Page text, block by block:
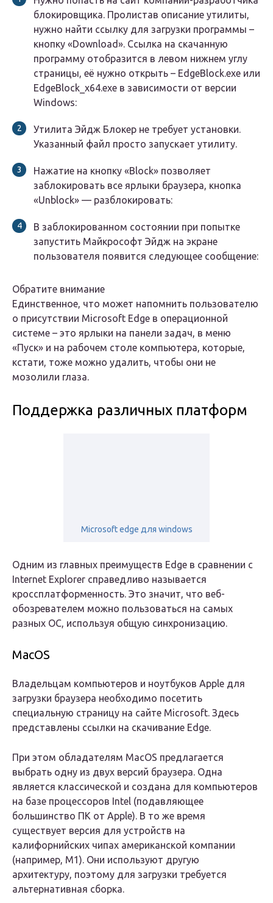
блокировщика. Пролистав описание утилиты,
нужно найти ссылку для загрузки программы –
кнопку «Download». Ссылка на скачанную
программу отобразится в левом нижнем углу
страницы, её нужно открыть – EdgeBlock.exe или
EdgeBlock_x64.exe в зависимости от версии
Windows:
Утилита Эйдж Блокер не требует установки.
Указанный файл просто запускает утилиту.
Нажатие на кнопку «Block» позволяет
заблокировать все ярлыки браузера, кнопка
«Unblock» — разблокировать:
В заблокированном состоянии при попытке
запустить Майкрософт Эйдж на экране
пользователя появится следующее сообщение:
Обратите внимание
Единственное, что может напомнить пользователю
о присутствии Microsoft Edge в операционной
системе – это ярлыки на панели задач, в меню
«Пуск» и на рабочем столе компьютера, которые,
кстати, тоже можно удалить, чтобы они не
мозолили глаза.
Поддержка различных платформ
Microsoft edge для windows
Одним из главных преимуществ Edge в сравнении с
Internet Explorer справедливо называется
кроссплатформенность. Это значит, что веб-
обозревателем можно пользоваться на самых
разных ОС, используя общую синхронизацию.
MacOS
Владельцам компьютеров и ноутбуков Apple для
загрузки браузера необходимо посетить
специальную страницу на сайте Microsoft. Здесь
представлены ссылки на скачивание Edge.
При этом обладателям MacOS предлагается
выбрать одну из двух версий браузера. Одна
является классической и создана для компьютеров
на базе процессоров Intel (подавляющее
большинство ПК от Apple). В то же время
существует версия для устройств на
калифорнийских чипах американской компании
(например, M1). Они используют другую
архитектуру, поэтому для загрузки требуется
альтернативная сборка.